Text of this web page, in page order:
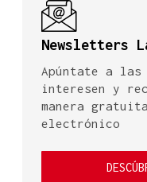
Newsletters
Apúntate a las
interesen y
manera
electrónico